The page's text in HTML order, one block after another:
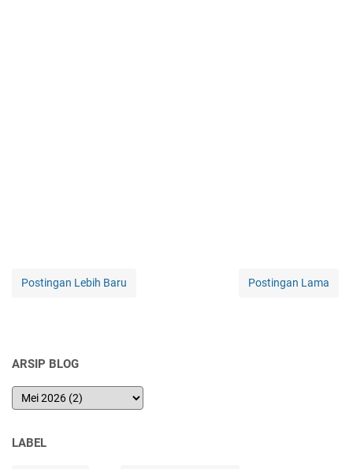
Postingan Lebih Baru Postingan Lama
ARSIP BLOG
LABEL